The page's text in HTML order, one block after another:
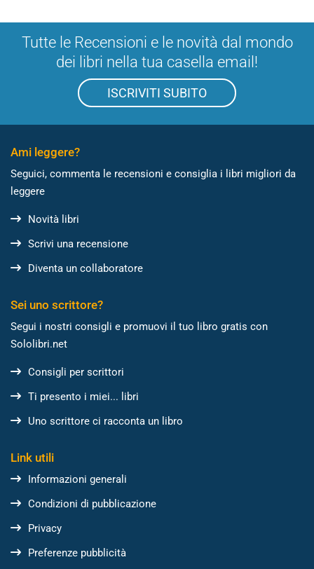
Tutte le Recensioni e le novità dal mondo
dei libri nella tua casella email!
ISCRIVITI SUBITO
Ami leggere?
Seguici, commenta le recensioni e consiglia i libri migliori da
leggere
Novità libri
Scrivi una recensione
Diventa un collaboratore
Sei uno scrittore?
Segui i nostri consigli e promuovi il tuo libro gratis con
Sololibri.net
Consigli per scrittori
Ti presento i miei... libri
Uno scrittore ci racconta un libro
Link utili
Informazioni generali
Condizioni di pubblicazione
Privacy
Preferenze pubblicità